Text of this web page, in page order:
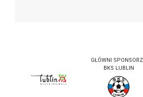
GŁÓWNI
BKS LUBLIN